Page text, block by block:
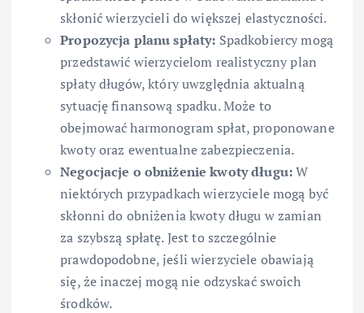
skłonić wierzycieli do większej elastyczności.
Propozycja planu spłaty: Spadkobiercy mogą
przedstawić wierzycielom realistyczny plan
spłaty długów, który uwzględnia aktualną
sytuację finansową spadku. Może to
obejmować harmonogram spłat, proponowane
kwoty oraz ewentualne zabezpieczenia.
Negocjacje o obniżenie kwoty długu:W
niektórych przypadkach wierzyciele mogą być
skłonni do obniżenia kwoty długu w zamian
za szybszą spłatę. Jest to szczególnie
prawdopodobne, jeśli wierzyciele obawiają
się, że inaczej mogą nie odzyskać swoich
środków.